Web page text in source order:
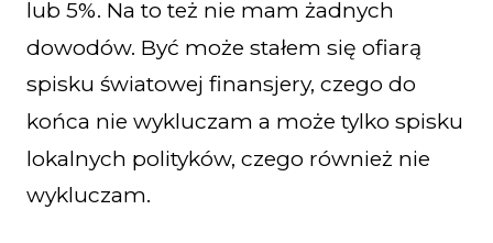
lub 5%. Na to też nie mam żadnych
dowodów. Być może stałem się ofiarą
spisku światowej finansjery, czego do
końca nie wykluczam a może tylko spisku
lokalnych polityków, czego również nie
wykluczam.